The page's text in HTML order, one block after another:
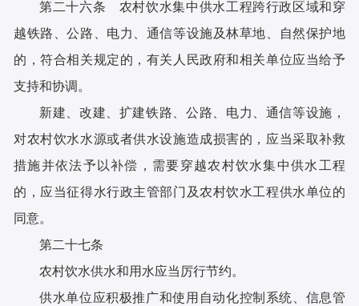
第二十六条 农村饮水集中供水工程跨行政区域和穿
越铁路、公路、电力、通信等设施及林草地、自然保护地
的，符合相关规定的，有关人民政府和相关单位应当给予
支持和协调。
新建、改建、扩建铁路、公路、电力、通信等设施，
对农村饮水水源或者供水设施造成损害的，应当采取补救
措施并依法予以补偿，需要穿越农村饮水集中供水工程
的，应当征得水行政主管部门及农村饮水工程供水单位的
同意。
第二十七条
农村饮水供水和用水应当厉行节约。
供水单位应积极推广和使用自动化控制系统、信息管